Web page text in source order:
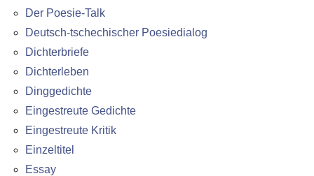
Der Poesie-Talk
Deutsch-tschechischer Poesiedialog
Dichterbriefe
Dichterleben
Dinggedichte
Eingestreute Gedichte
Eingestreute Kritik
Einzeltitel
Essay